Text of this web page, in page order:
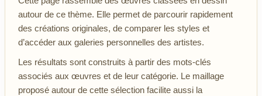
autour de ce thème. Elle permet de parcourir rapidement
des créations originales, de comparer les styles et
d’accéder aux galeries personnelles des artistes.
Les résultats sont construits à partir des mots-clés
associés aux œuvres et de leur catégorie. Le maillage
proposé autour de cette sélection facilite aussi la